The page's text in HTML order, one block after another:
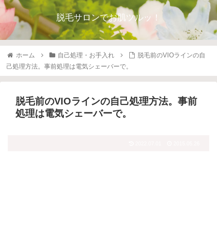
脱毛サロンでお肌ツルッ！
ホーム 自己処理・お手入れ
脱毛前のVIOラインの自
己処理方法。事前処理は電気シェーバーで。
脱毛前のVIOラインの自己処理方法。事前
処理は電気シェーバーで。